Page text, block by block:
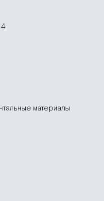
4
материалы